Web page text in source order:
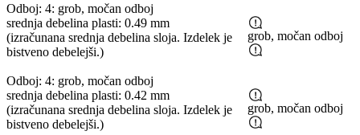
Odboj: 4: grob, močan odboj
srednja debelina plasti: 0.49 mm
(izračunana srednja debelina sloja. Izdelek je
bistveno debelejši.)
Odboj: 4: grob, močan odboj
grob, močan odboj
srednja debelina plasti: 0.42 mm
(izračunana srednja debelina sloja. Izdelek je
bistveno debelejši.)
grob, močan odboj